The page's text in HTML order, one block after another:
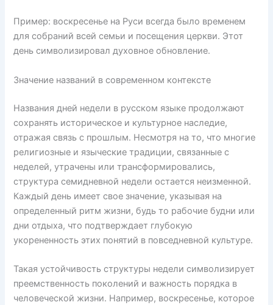
Пример: воскресенье на Руси всегда было временем
для собраний всей семьи и посещения церкви. Этот
день символизировал духовное обновление.
Значение названий в современном контексте
Названия дней недели в русском языке продолжают
сохранять историческое и культурное наследие,
отражая связь с прошлым. Несмотря на то, что многие
религиозные и языческие традиции, связанные с
неделей, утрачены или трансформировались,
структура семидневной недели остается неизменной.
Каждый день имеет свое значение, указывая на
определенный ритм жизни, будь то рабочие будни или
дни отдыха, что подтверждает глубокую
укорененность этих понятий в повседневной культуре.
Такая устойчивость структуры недели символизирует
преемственность поколений и важность порядка в
человеческой жизни. Например, воскресенье, которое